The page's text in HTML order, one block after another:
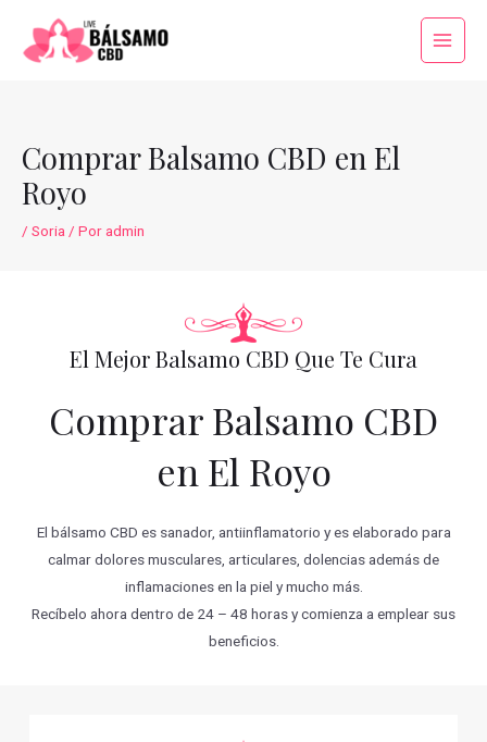
contenido
Main
Comprar Balsamo CBD en El
Royo
/ Soria / Poradmin
El Mejor Balsamo CBD Que Te Cura
Comprar Balsamo CBD
en El Royo
El bálsamo CBD es sanador, antiinflamatorio y es elaborado para
calmar dolores musculares, articulares, dolencias además de
inflamaciones en la piel y mucho más.
Recíbelo ahora dentro de 24 – 48 horas y comienza a emplear sus
beneficios.